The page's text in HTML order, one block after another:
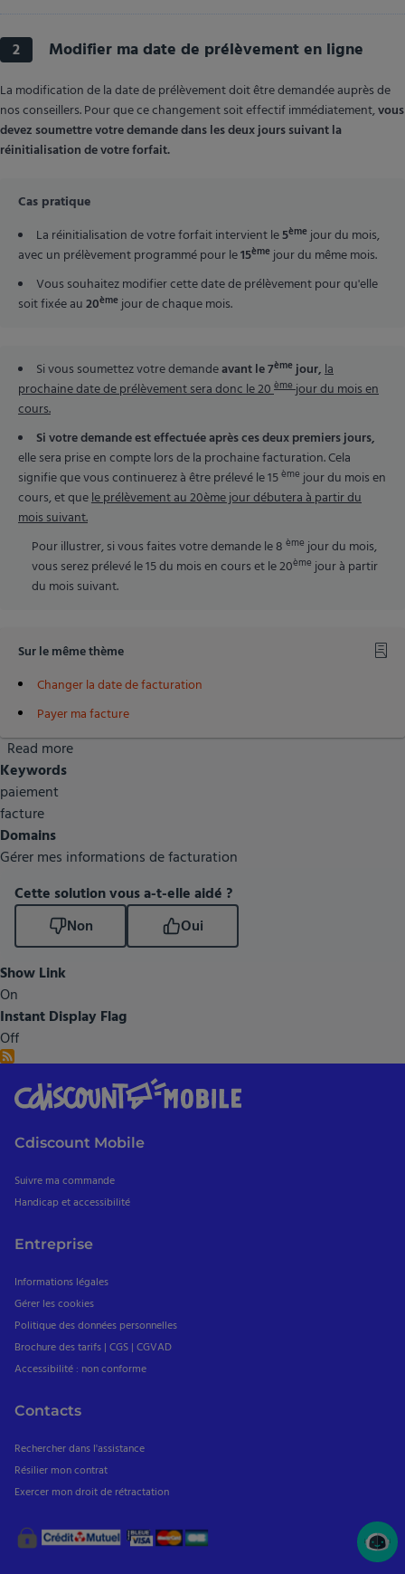
Sur le même thème
Changer la date de facturation
Payer ma facture
2 Modifier ma date de prélèvement en ligne
La modification de la date de prélèvement doit être demandée auprès de
nos conseillers. Pour que ce changement soit effectif immédiatement,vous
devez soumettre votre demande dans les deux jours suivant la
réinitialisation de votre forfait.
Cas pratique
La réinitialisation de votre forfait intervient le5ème jour du mois,
avec un prélèvement programmé pour le15ème jour du même mois.
Vous souhaitez modifier cette date de prélèvement pour qu'elle
soit fixée au 20ème jour de chaque mois.
Si vous soumettez votre demandeavant le 7ème jour, la
prochaine date de prélèvement sera donc le 20 ème jour du mois en
cours.
Si votre demande est effectuée après ces deux premiers jours,
elle sera prise en compte lors de la prochaine facturation. Cela
signifie que vous continuerez à être prélevé le 15 ème jour du mois en
cours, et que le prélèvement au 20ème jour débutera à partir du
mois suivant.
Pour illustrer, si vous faites votre demande le 8 ème jour du mois,
vous serez prélevé le 15 du mois en cours et le 20ème jour à partir
du mois suivant.
Read more
de
?
Keywords
paiement
facture
Domains
Gérer mes informations de facturation
Cette solution vous a-t-elle aidé ?
Non
Oui
Show Link
On
Instant Display Flag
Off
Cdiscount Mobile
Suivre ma commande
Handicap et accessibilité
Entreprise
Informations légales
Gérer les cookies
Politique des données personnelles
Brochure des tarifs | CGS | CGVAD
Accessibilité : non conforme
Contacts
Rechercher dans l'assistance
Résilier mon contrat
Exercer mon droit de rétractation